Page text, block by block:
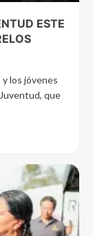
ESTE
los jóvenes
que